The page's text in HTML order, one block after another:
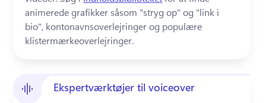
animerede grafikker såsom "stryg op" og "link i
bio", kontonavnsoverlejringer og populære
klistermærkeoverlejringer.
Ekspertværktøjer til voiceover